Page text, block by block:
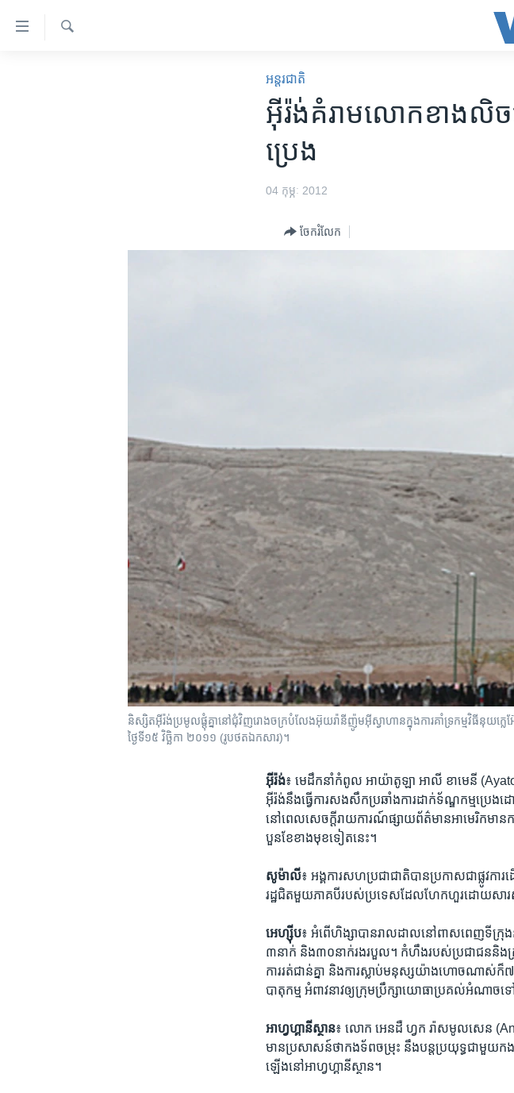
ទៅ​
អន្តរជាតិ
អ៊ីរ៉ង់​​គំរាម​លោក​ខាងលិច​
ប្រេង
04 កុម្ភៈ 2012
ចែករំលែក
និស្សិត​អ៊ីរ៉ង់​ប្រមូលផ្តុំ​គ្នា​នៅជុំវិញរោងចក្រ​បំលែង​អ៊ុយរ៉ានីញ៉ូម​អ៊ីស្វាហាន​ក្នុងការ​គាំទ្រ​កម្មវិធី​នុយក្ល
ថ្ងៃទី១៥ វិច្ឆិកា ២០១១ (រូបថតឯកសារ)។
អ៊ីរ៉ង់៖ មេដឹកនាំ​កំពូល​ អាយ៉ាតូឡា អាលី ខាមេនី
អ៊ីរ៉ង់នឹង​ធ្វើ​ការ​សងសឹកប្រឆាំង​ការ​ដាក់​ទ័ណ្ឌកម្ម​ប្រ
នៅ​ពេល​សេចក្តី​រាយ​ការណ៍​ផ្សាយ​ព័ត៌មាន​អាមេរិក​មាន​
បួន​ខែ​ខាង​មុខ​ទៀត​នេះ។
សូម៉ាលី៖ អង្គការ​សហប្រជាជាតិ​បាន​ប្រកាស​ជាផ្លូវក
រដ្ឋ​ជិត​មួយ​ភាគ​បីរបស់​ប្រទេស​ដែល​ហែក​ហួរ​ដោយ​សារ​ស
អេហ្ស៊ីប៖ អំពើ​ហិង្សាបាន​រាលដាល​នៅ​ពាសពេញទី​ក្
៣​នាក់​ និង​៣០​នាក់​រងរបួល។ ​កំហឹង​របស់​ប្រជាជន​និង​ក្រុ
ការរត់​ជាន់​គ្នា និង​ការស្លាប់​មនុស្ស​យ៉ាង​ហោច​ណាស់ក៏​៧
បាតុកម្ម អំពាវនាវឲ្យ​ក្រុមប្រឹក្សា​យោធាប្រគល់​អំណាចទ
អាហ្វ​ហ្គា​នីស្ថាន៖ លោក អេនដឺ ហ្វក រ៉ាសមូលសេន
មាន​ប្រសាសន៍​ថាកង​ទ័ព​ចម្រុះ នឹង​បន្តប្រយុទ្ធជាមួយ​កង​
ឡើងនៅអាហ្វ​ហ្គា​នីស្ថាន។